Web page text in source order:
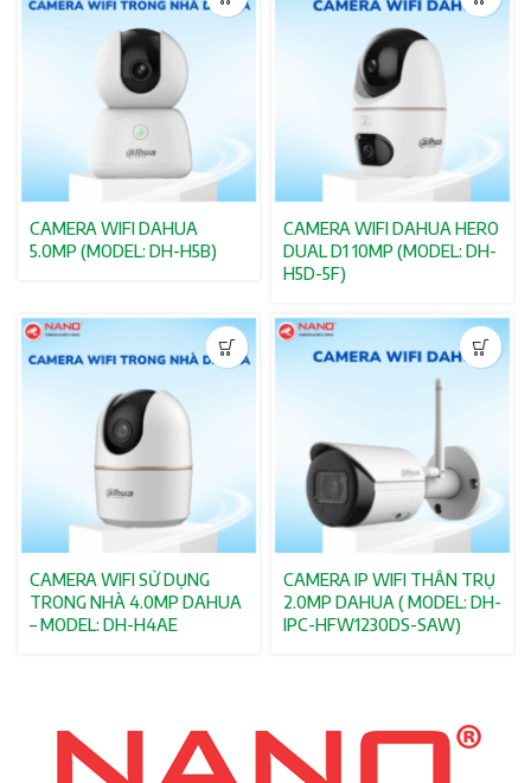
CAMERA WIFI DAHUA
5.0MP (MODEL: DH-H5B)
CAMERA WIFI DAHUA HERO
DUAL D1 10MP (MODEL: DH-
H5D-5F)
CAMERA WIFI SỬ DỤNG
TRONG NHÀ 4.0MP DAHUA
– MODEL: DH-H4AE
CAMERA IP WIFI THÂN TRỤ
2.0MP DAHUA ( MODEL: DH-
IPC-HFW1230DS-SAW)